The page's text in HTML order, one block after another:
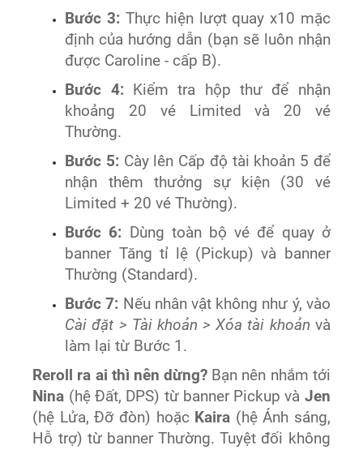
Bước 3: Thực hiện lượt quay x10 mặc
định của hướng dẫn (bạn sẽ luôn nhận
được Caroline - cấp B).
Bước 4: Kiểm tra hộp thư để nhận
khoảng 20 vé Limited và 20 vé
Thường.
Bước 5: Cày lên Cấp độ tài khoản 5 để
nhận thêm thưởng sự kiện (30 vé
Limited + 20 vé Thường).
Bước 6: Dùng toàn bộ vé để quay ở
banner Tăng tỉ lệ (Pickup) và banner
Thường (Standard).
Bước 7: Nếu nhân vật không như ý, vào
Cài đặt > Tài khoản > Xóa tài khoản và
làm lại từ Bước 1.
Reroll ra ai thì nên dừng? Bạn nên nhắm tới
Nina (hệ Đất, DPS) từ banner Pickup và Jen
(hệ Lửa, Đỡ đòn) hoặc Kaira (hệ Ánh sáng,
Hỗ trợ) từ banner Thường. Tuyệt đối không